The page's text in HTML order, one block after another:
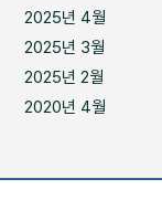
2025년 4월
2025년 3월
2025년 2월
2020년 4월